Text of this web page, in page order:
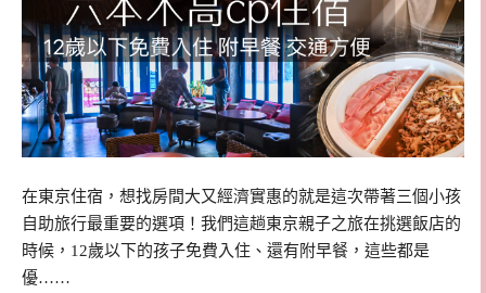
在東京住宿，想找房間大又經濟實惠的就是這次帶著三個小孩
自助旅行最重要的選項！我們這趟東京親子之旅在挑選飯店的
時候，12歲以下的孩子免費入住、還有附早餐，這些都是
優……